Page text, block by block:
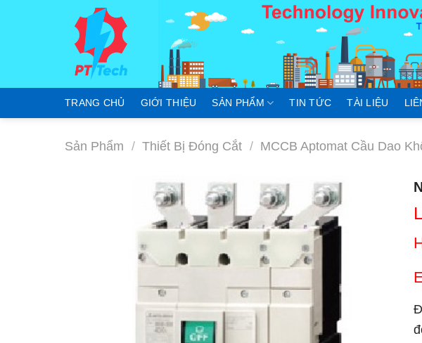
TRANG CHỦ GIỚI THIỆU SẢN PHẨM TIN TỨC TÀI LIỆU
Sản Phẩm / Thiết Bị Đóng Cắt / MCCB Aptomat Cầu Dao